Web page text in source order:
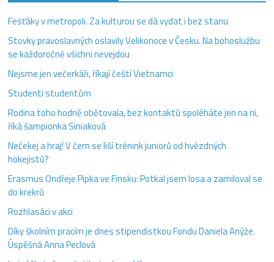
Fesťáky v metropoli. Za kulturou se dá vydat i bez stanu
Stovky pravoslavných oslavily Velikonoce v Česku. Na bohoslužbu
se každoročně všichni nevejdou
Nejsme jen večerkáři, říkají čeští Vietnamci
Studenti studentům
Rodina toho hodně obětovala, bez kontaktů spoléháte jen na ni,
říká šampionka Siniaková
Nečekej a hraj! V čem se liší trénink juniorů od hvězdných
hokejistů?
Erasmus Ondřeje Pipka ve Finsku: Potkal jsem losa a zamiloval se
do krekrů
Rozhlasáci v akci
Díky školním pracím je dnes stipendistkou Fondu Daniela Anýže.
Úspěšná Anna Peclová